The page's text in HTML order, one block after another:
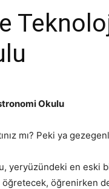
Okulu
mı? Peki ya
yeryüzündeki en eski
öğrenirken